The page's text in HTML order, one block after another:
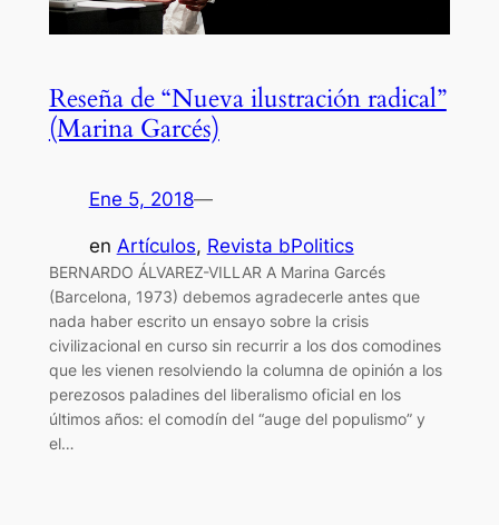
Reseña de “Nueva ilustración radical”
(Marina Garcés)
Ene 5, 2018—
en Artículos, Revista bPolitics
BERNARDO ÁLVAREZ-VILLAR A Marina Garcés
(Barcelona, 1973) debemos agradecerle antes que
nada haber escrito un ensayo sobre la crisis
civilizacional en curso sin recurrir a los dos comodines
que les vienen resolviendo la columna de opinión a los
perezosos paladines del liberalismo oficial en los
últimos años: el comodín del “auge del populismo” y
el…